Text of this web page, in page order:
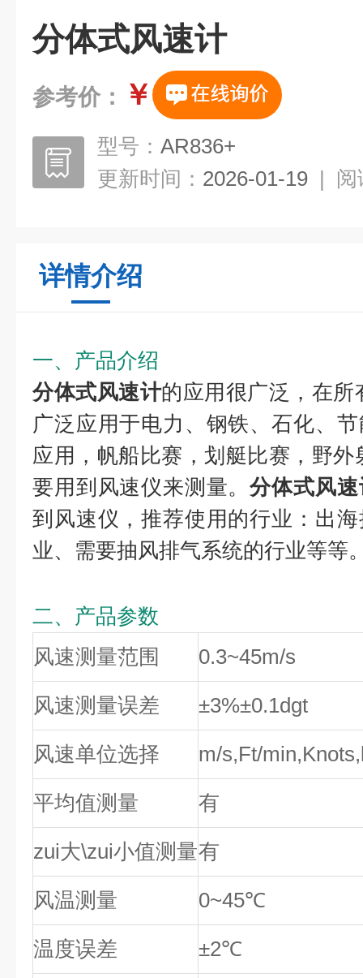
分体式风速计
参考价： ￥
型号： AR836+
更新时间： 2026-01-19 | 阅
详情介绍
一、产品介绍
分体式风速计的应用很广泛，在
广泛应用于电力、钢铁、石化、
应用，帆船比赛，划艇比赛，野
要用到风速仪来测量。分体式风
到风速仪，推荐使用的行业：出
业、需要抽风排气系统的行业等等
二、产品参数
风速测量范围
0.3~45m/s
风速测量误差
±3%±0.1dgt
风速单位选择
m/s,Ft/
平均值测量
有
zui大\zui小值测量有
风温测量
0~45℃
温度误差
±2℃